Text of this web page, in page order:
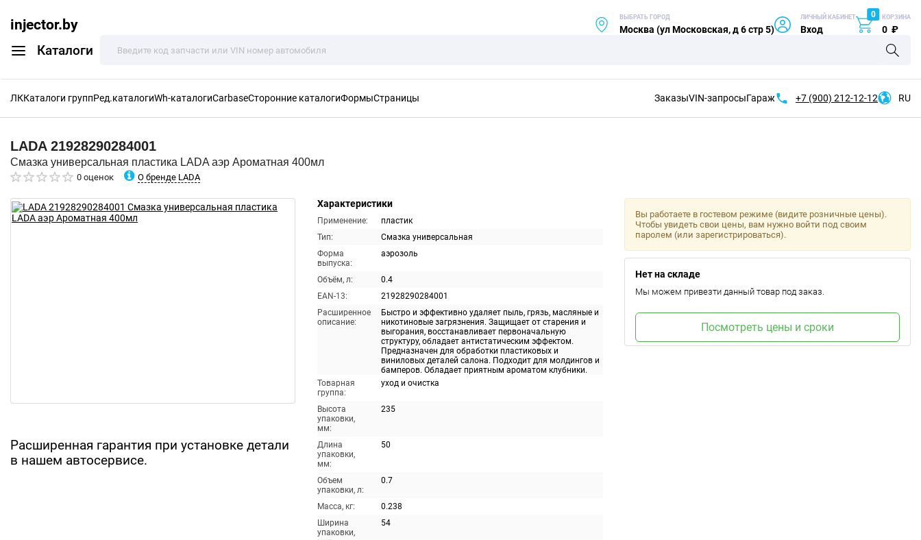
injector.by
Каталоги
ВЫБРАТЬ ГОРОД
Москва (ул Московская, д 6 стр 5)
ЛИЧНЫЙ КАБИНЕТ
Вход
0 КОРЗИНА
0 ₽
ЛККаталоги группРед.каталогиWh-каталогиCarbaseСторонние каталогиФормыСтраницы ЗаказыVIN-запросыГараж +7 (900) 212-12-12 RU
LADA 21928290284001
Смазка универсальная пластика LADA аэр Ароматная 400мл
0 оценок О бренде LADA
Расширенная гарантия при установке детали
в нашем автосервисе.
Характеристики
Применение:
пластик
Тип:
Смазка универсальная
Форма
выпуска:
аэрозоль
Объём, л:
0.4
EAN-13:
21928290284001
Расширенное
описание:
Быстро и эффективно удаляет пыль, грязь, масляные и
никотиновые загрязнения. Защищает от старения и
выгорания, восстанавливает первоначальную
структуру, обладает антистатическим эффектом.
Предназначен для обработки пластиковых и
виниловых деталей салона. Подходит для молдингов и
бамперов. Обладает приятным ароматом клубники.
Товарная
группа:
уход и очистка
Высота
упаковки,
мм:
235
Длина
упаковки,
мм:
50
Объем
упаковки, л:
0.7
Масса, кг:
0.238
Ширина
упаковки,
54
Вы работаете в гостевом режиме (видите розничные цены).
Чтобы увидеть свои цены, вам нужно войти под своим
паролем (или зарегистрироваться).
Нет на складе
Мы можем привезти данный товар под заказ.
Посмотреть цены и сроки